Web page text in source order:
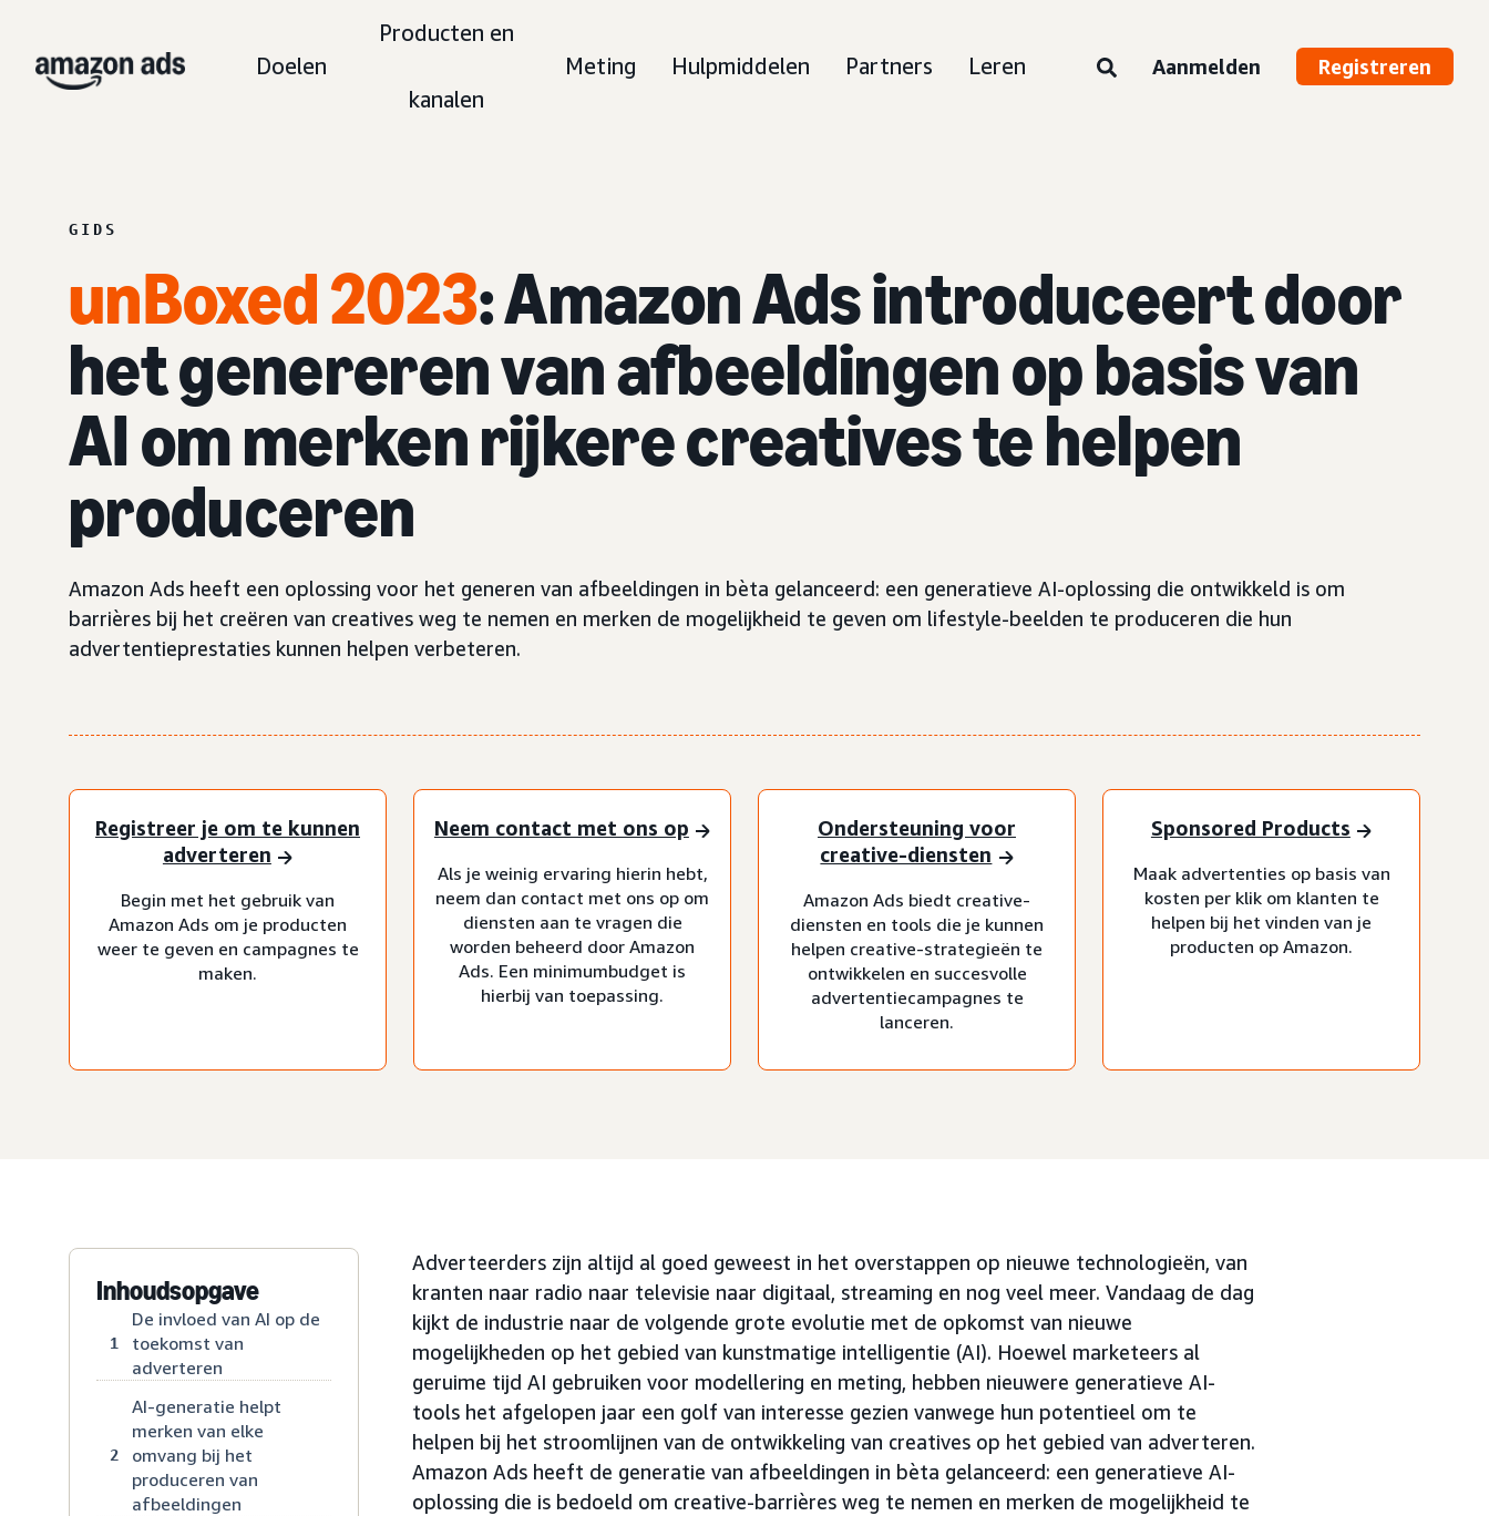
Doelen
Producten en
kanalen
Meting Hulpmiddelen Partners Leren Aanmelden Registreren
GIDS
unBoxed 2023: Amazon Ads introduceert door
het genereren van afbeeldingen op basis van
AI om merken rijkere creatives te helpen
produceren
Amazon Ads heeft een oplossing voor het generen van afbeeldingen in bèta gelanceerd: een generatieve AI-oplossing die ontwikkeld is om
barrières bij het creëren van creatives weg te nemen en merken de mogelijkheid te geven om lifestyle-beelden te produceren die hun
advertentieprestaties kunnen helpen verbeteren.
Registreer je om te kunnen
adverteren
Begin met het gebruik van
Amazon Ads om je producten
weer te geven en campagnes te
maken.
Neem contact met ons op
Als je weinig ervaring hierin hebt,
neem dan contact met ons op om
diensten aan te vragen die
worden beheerd door Amazon
Ads. Een minimumbudget is
hierbij van toepassing.
Ondersteuning voor
creative-diensten
Amazon Ads biedt creative-
diensten en tools die je kunnen
helpen creative-strategieën te
ontwikkelen en succesvolle
advertentiecampagnes te
lanceren.
Sponsored Products
Maak advertenties op basis van
kosten per klik om klanten te
helpen bij het vinden van je
producten op Amazon.
Inhoudsopgave
1
De invloed van AI op de
toekomst van
adverteren
2
AI-generatie helpt
merken van elke
omvang bij het
produceren van
afbeeldingen
Adverteerders zijn altijd al goed geweest in het overstappen op nieuwe technologieën, van
kranten naar radio naar televisie naar digitaal, streaming en nog veel meer. Vandaag de dag
kijkt de industrie naar de volgende grote evolutie met de opkomst van nieuwe
mogelijkheden op het gebied van kunstmatige intelligentie (AI). Hoewel marketeers al
geruime tijd AI gebruiken voor modellering en meting, hebben nieuwere generatieve AI-
tools het afgelopen jaar een golf van interesse gezien vanwege hun potentieel om te
helpen bij het stroomlijnen van de ontwikkeling van creatives op het gebied van adverteren.
Amazon Ads heeft de generatie van afbeeldingen in bèta gelanceerd: een generatieve AI-
oplossing die is bedoeld om creative-barrières weg te nemen en merken de mogelijkheid te